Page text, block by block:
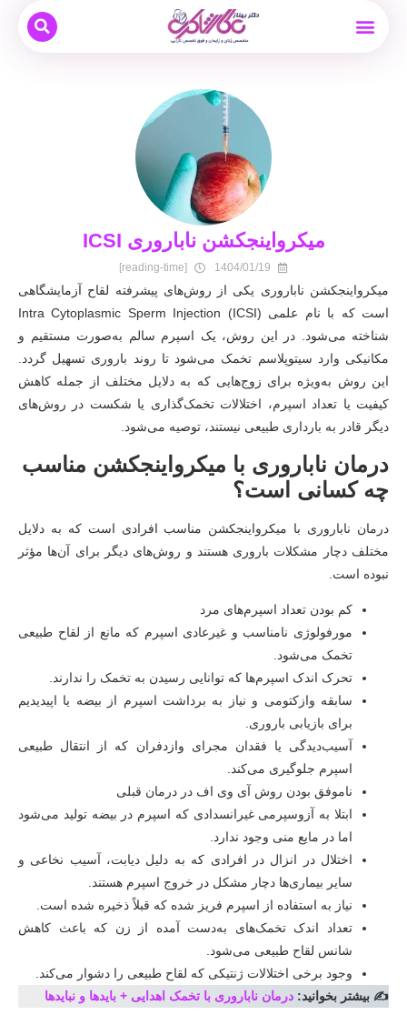
میکرواینجکشن ناباروری ICSI
1404/01/19
[reading-time]
میکرواینجکشن ناباروری یکی از روش‌های پیشرفته لقاح آزمایشگاهی
است که با نام علمی Intra Cytoplasmic Sperm Injection (ICSI)
شناخته می‌شود. در این روش، یک اسپرم سالم به‌صورت مستقیم و
مکانیکی وارد سیتوپلاسم تخمک می‌شود تا روند باروری تسهیل گردد.
این روش به‌ویژه برای زوج‌هایی که به دلایل مختلف از جمله کاهش
کیفیت یا تعداد اسپرم، اختلالات تخمک‌گذاری یا شکست در روش‌های
دیگر قادر به بارداری طبیعی نیستند، توصیه می‌شود.
درمان ناباروری با میکرواینجکشن مناسب
چه کسانی است؟
درمان ناباروری با میکرواینجکشن مناسب افرادی است که به دلایل
مختلف دچار مشکلات باروری هستند و روش‌های دیگر برای آن‌ها مؤثر
نبوده است.
کم بودن تعداد اسپرم‌های مرد
مورفولوژی نامناسب و غیرعادی اسپرم که مانع از لقاح طبیعی
تخمک می‌شود.
تحرک اندک اسپرم‌ها که توانایی رسیدن به تخمک را ندارند.
سابقه وازکتومی و نیاز به برداشت اسپرم از بیضه یا اپیدیدیم
برای بازیابی باروری.
آسیب‌دیدگی یا فقدان مجرای وازدفران که از انتقال طبیعی
اسپرم جلوگیری می‌کند.
ناموفق بودن روش آی وی اف در درمان قبلی
ابتلا به آزوسپرمی غیرانسدادی که اسپرم در بیضه تولید می‌شود
اما در مایع منی وجود ندارد.
اختلال در انزال در افرادی که به دلیل دیابت، آسیب نخاعی و
سایر بیماری‌ها دچار مشکل در خروج اسپرم هستند.
نیاز به استفاده از اسپرم فریز شده که قبلاً ذخیره شده است.
تعداد اندک تخمک‌های به‌دست ‌آمده از زن که باعث کاهش
شانس لقاح طبیعی می‌شود.
وجود برخی اختلالات ژنتیکی که لقاح طبیعی را دشوار می‌کند.
✍️ بیشتر بخوانید: درمان ناباروری با تخمک اهدایی + بایدها و نبایدها